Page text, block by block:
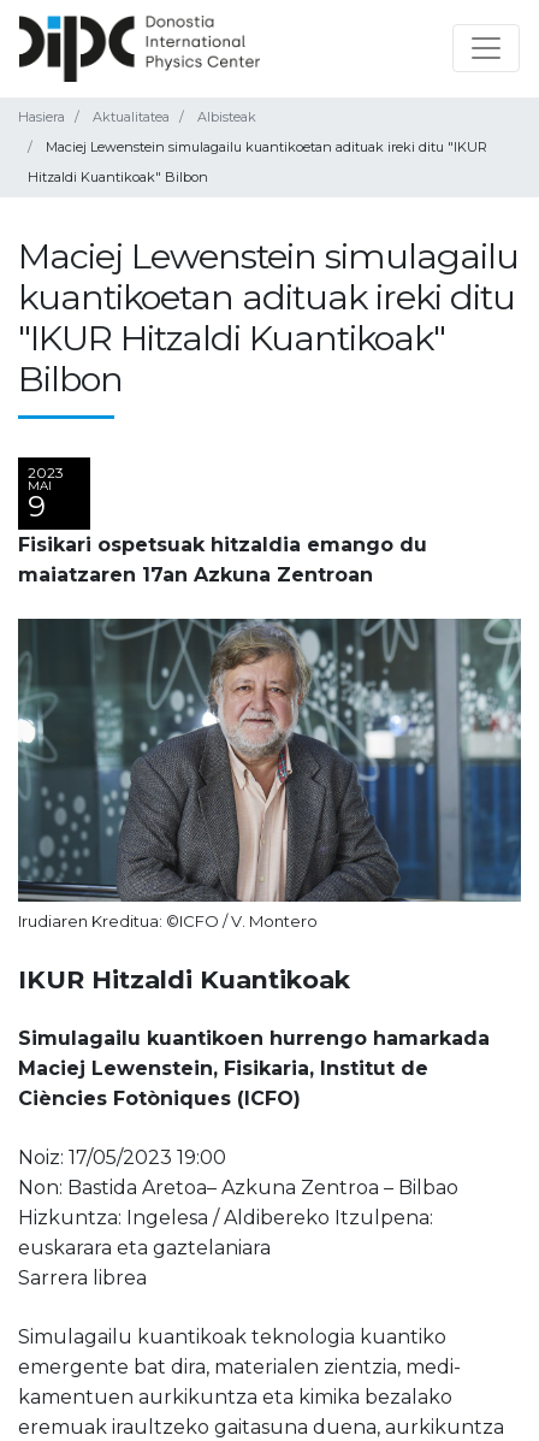
Hasiera Aktualitatea
Albisteak
Maciej Lewenstein simulagailu kuantikoetan adituak ireki ditu "IKUR
Hitzaldi Kuantikoak" Bilbon
Maciej Lewenstein simulagailu
kuantikoetan adituak ireki ditu
"IKUR Hitzaldi Kuantikoak"
Bilbon
2023
MAI
9
Fisikari ospetsuak hitzaldia emango du
maiatzaren 17an Azkuna Zentroan
Irudiaren Kreditua: ©ICFO / V. Montero
IKUR Hitzaldi Kuantikoak
Simulagailu kuantikoen hurrengo hamarkada
Maciej Lewenstein, Fisikaria, Institut de
Ciències Fotòniques (ICFO)
Noiz: 17/05/2023 19:00
Non: Bastida Aretoa– Azkuna Zentroa – Bilbao
Hizkuntza: Ingelesa / Aldibereko Itzulpena:
euskarara eta gaztelaniara
Sarrera librea
Simulagailu kuantikoak teknologia kuantiko
emergente bat dira, materialen zientzia, medi-
kamentuen aurkikuntza eta kimika bezalako
eremuak iraultzeko gaitasuna duena, aurkikuntza